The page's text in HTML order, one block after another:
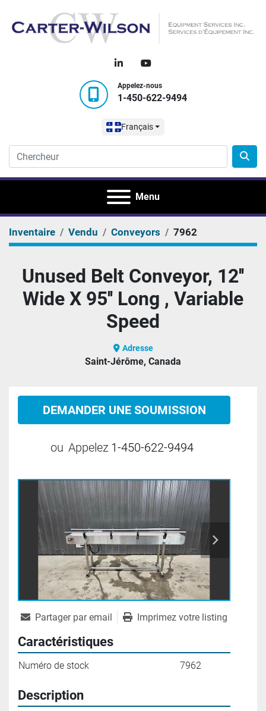
linkedinyoutube
Appelez-nous
1-450-622-9494
Français
Menu
Inventaire Vendu Conveyors 7962
Unused Belt Conveyor, 12''
Wide X 95'' Long , Variable
Speed
Adresse
Saint-Jérôme, Canada
DEMANDER UNE SOUMISSION
ou Appelez 1-450-622-9494
Partager par email Imprimez votre listing
Caractéristiques
Numéro de stock 7962
Description